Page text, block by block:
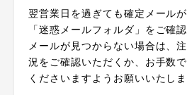
翌営業日を過ぎても確定メール
「迷惑メールフォルダ」をご確
メールが見つからない場合は、
況をご確認いただくか、お手数
くださいますようお願いいたしま